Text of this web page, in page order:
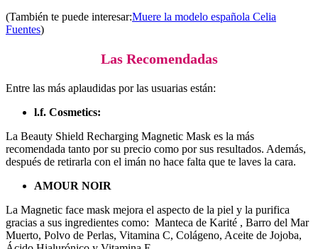
(También te puede interesar:Muere la modelo española Celia
Fuentes)
Las Recomendadas
Entre las más aplaudidas por las usuarias están:
l.f. Cosmetics:
La Beauty Shield Recharging Magnetic Mask es la más
recomendada tanto por su precio como por sus resultados. Además,
después de retirarla con el imán no hace falta que te laves la cara.
AMOUR NOIR
La Magnetic face mask mejora el aspecto de la piel y la purifica
gracias a sus ingredientes como: Manteca de Karité , Barro del Mar
Muerto, Polvo de Perlas, Vitamina C, Colágeno, Aceite de Jojoba,